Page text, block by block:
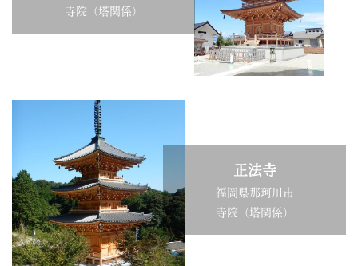
寺院（塔関係）
正法寺
福岡県那珂川市
寺院（塔関係）